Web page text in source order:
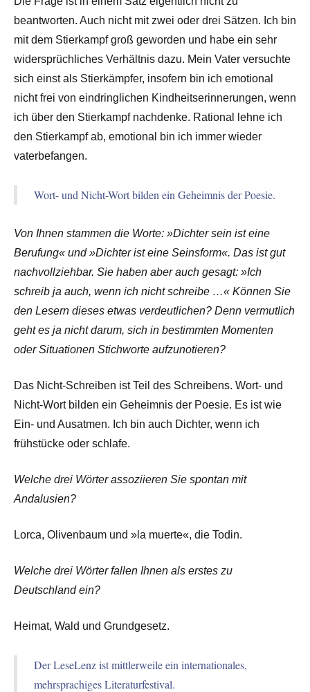
beantworten. Auch nicht mit zwei oder drei Sätzen. Ich bin
mit dem Stierkampf groß geworden und habe ein sehr
widersprüchliches Verhältnis dazu. Mein Vater versuchte
sich einst als Stierkämpfer, insofern bin ich emotional
nicht frei von eindringlichen Kindheitserinnerungen, wenn
ich über den Stierkampf nachdenke. Rational lehne ich
den Stierkampf ab, emotional bin ich immer wieder
vaterbefangen.
Wort- und Nicht-Wort bilden ein Geheimnis der Poesie.
Von Ihnen stammen die Worte: »Dichter sein ist eine
Berufung« und »Dichter ist eine Seinsform«. Das ist gut
nachvollziehbar. Sie haben aber auch gesagt: »Ich
schreib ja auch, wenn ich nicht schreibe …« Können Sie
den Lesern dieses etwas verdeutlichen? Denn vermutlich
geht es ja nicht darum, sich in bestimmten Momenten
oder Situationen Stichworte aufzunotieren?
Das Nicht-Schreiben ist Teil des Schreibens. Wort- und
Nicht-Wort bilden ein Geheimnis der Poesie. Es ist wie
Ein- und Ausatmen. Ich bin auch Dichter, wenn ich
frühstücke oder schlafe.
Welche drei Wörter assoziieren Sie spontan mit
Andalusien?
Lorca, Olivenbaum und »la muerte«, die Todin.
Welche drei Wörter fallen Ihnen als erstes zu
Deutschland ein?
Heimat, Wald und Grundgesetz.
Der LeseLenz ist mittlerweile ein internationales,
mehrsprachiges Literaturfestival.